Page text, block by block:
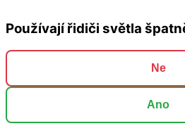
Používají řidiči světla
Ne
Ano